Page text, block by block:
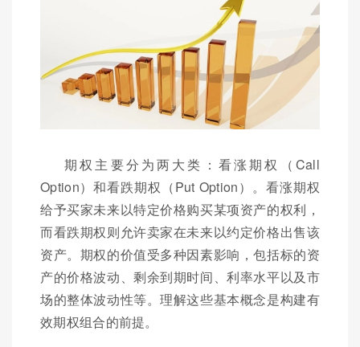
期权主要分为两大类：看涨期权（Call
Option）和看跌期权（Put Option）。看涨期权
给予买家未来以特定价格购买某项资产的权利，
而看跌期权则允许卖家在未来以约定价格出售该
资产。期权的价值受多种因素影响，包括标的资
产的价格波动、剩余到期时间、利率水平以及市
场的整体波动性等。理解这些基本概念是构建有
效期权组合的前提。